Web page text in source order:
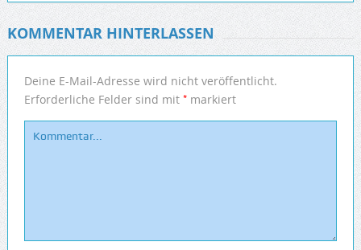
KOMMENTAR HINTERLASSEN
Deine E-Mail-Adresse wird nicht veröffentlicht.
Erforderliche Felder sind mit *markiert